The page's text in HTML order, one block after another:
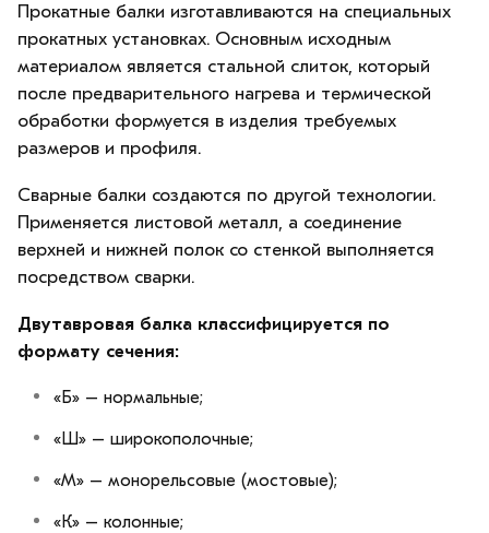
Прокатные балки изготавливаются на специальных
прокатных установках. Основным исходным
материалом является стальной слиток, который
после предварительного нагрева и термической
обработки формуется в изделия требуемых
размеров и профиля.
Сварные балки создаются по другой технологии.
Применяется листовой металл, а соединение
верхней и нижней полок со стенкой выполняется
посредством сварки.
Двутавровая балка классифицируется по
формату сечения:
«Б» – нормальные;
«Ш» – широкополочные;
«М» – монорельсовые (мостовые);
«К» – колонные;